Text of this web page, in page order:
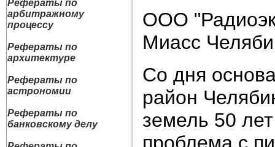
Рефераты по
арбитражному
процессу
Рефераты по
архитектуре
Рефераты по
астрономии
Рефераты по
банковскому делу
ООО
Миасс
Со дня
район
земель 50
проблема с